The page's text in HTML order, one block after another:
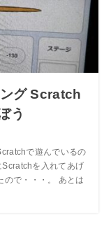
グ Scratch
う
で遊んでいるの
Scratchを入れてあげ
ので・・・。 あとは